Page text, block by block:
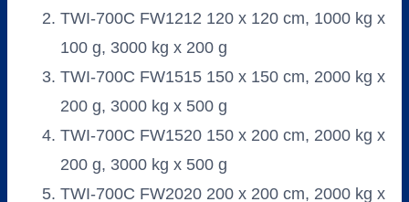
TWI-700C FW1212 120 x 120 cm, 1000 kg x
100 g, 3000 kg x 200 g
TWI-700C FW1515 150 x 150 cm, 2000 kg x
200 g, 3000 kg x 500 g
TWI-700C FW1520 150 x 200 cm, 2000 kg x
200 g, 3000 kg x 500 g
TWI-700C FW2020 200 x 200 cm, 2000 kg x